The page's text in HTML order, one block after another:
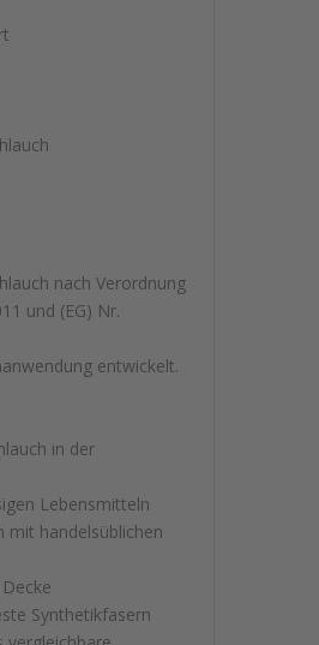
nach Verordnung
und (EG) Nr.
entwickelt.
in der
Lebensmitteln
mit handelsüblichen
Synthetikfasern